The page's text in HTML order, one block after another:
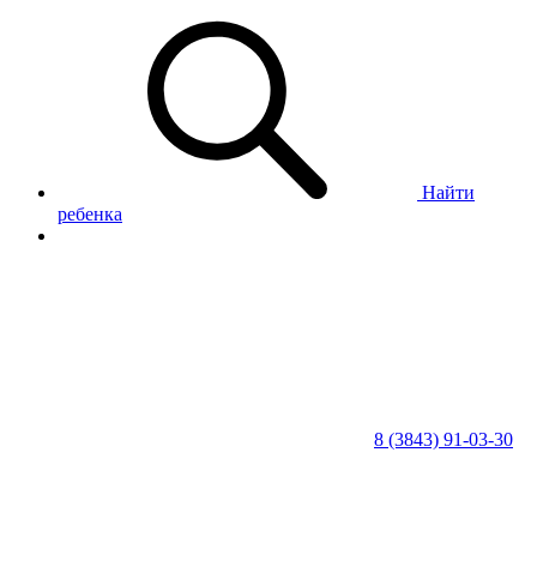
Найти
ребенка
8 (3843) 91-03-30